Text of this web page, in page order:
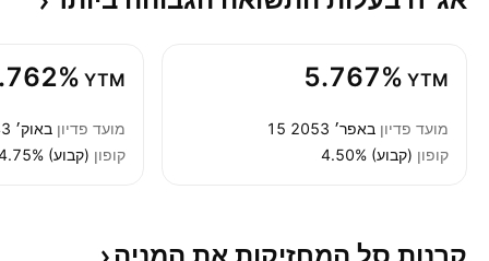
5.767% YTM
מועד פדיון 15 באפר׳ 2053
קופון 4.50% (קבוע)
YTM
מועד פדיון 2 באוק׳ 2043
קופון 4.75% (קבוע)